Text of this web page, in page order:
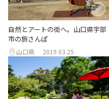
自然とアートの街へ。山口県宇部
市の旅さんぽ
山口県 2019.03.25